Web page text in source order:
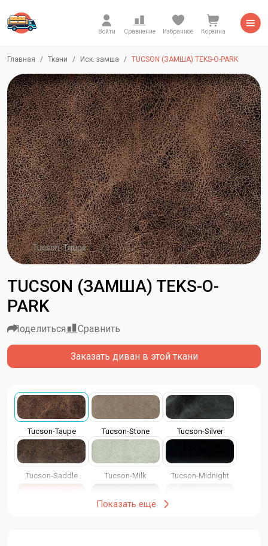
Войти Сравнение Избранное Корзина
Главная Ткани Иск. замша TUCSON (ЗАМША) TEKS-O-PARK
Tucson-Taupe
TUCSON (ЗАМША) TEKS-O-
PARK
Заказать диван в этой ткани
Поделиться Сравнить
Tucson-Taupe Tucson-Stone Tucson-Silver
Tucson-Saddle Tucson-Milk Tucson-Midnight
Показать еще